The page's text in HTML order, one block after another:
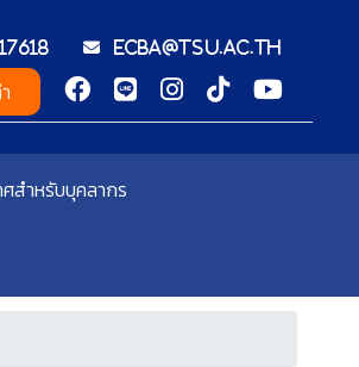
ecba@tsu.ac.th
ศสำหรับบุคลากร